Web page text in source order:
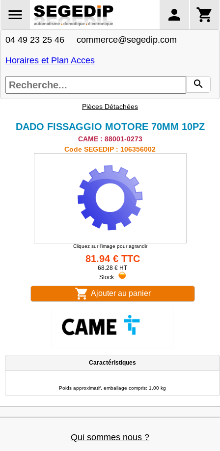
04 49 23 25 46 commerce@segedip.com
Horaires et Plan Acces
Pièces Détachées
DADO FISSAGGIO MOTORE 70MM 10PZ
CAME : 88001-0273
Code SEGEDIP : 106356002
Cliquez sur l'image pour agrandir
81.94 € TTC
68.28 € HT
Stock :
Ajouter au panier
Caractéristiques
Poids approximatif, emballage compris: 1.00 kg
Qui sommes nous ?